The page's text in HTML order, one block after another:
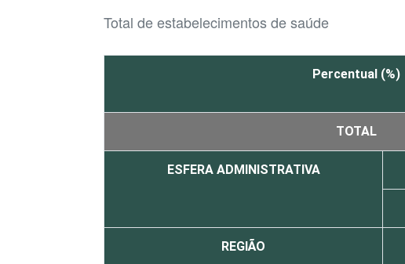
Total de estabelecimentos de saúde
Percentual (%)
TOTAL
ESFERA ADMINISTRATIVA
REGIÃO